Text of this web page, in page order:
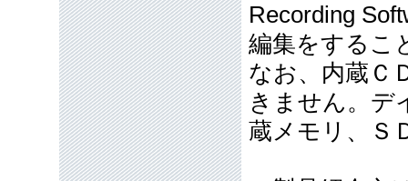
Recording
編集をするこ
なお、内蔵Ｃ
きません。デ
蔵メモリ、Ｓ